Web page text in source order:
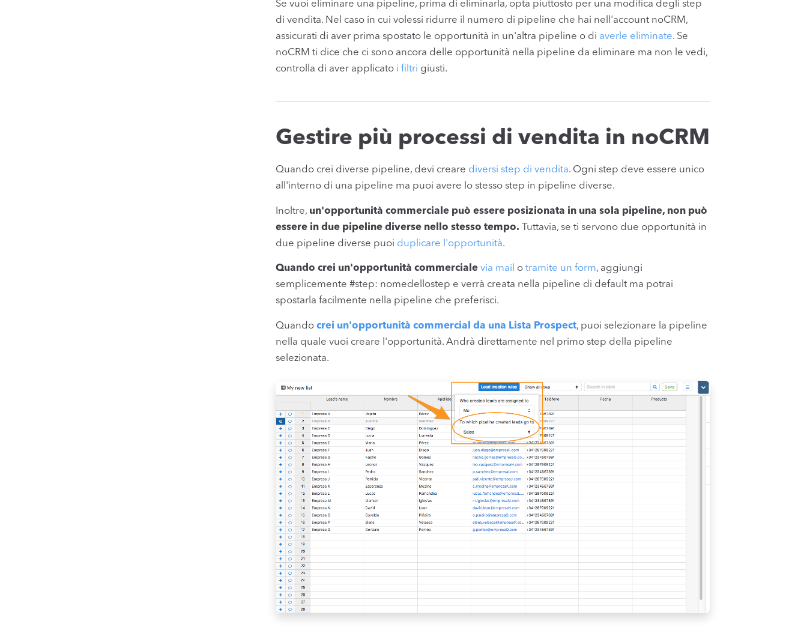
Se vuoi eliminare una pipeline, prima di eliminarla, opta piuttosto per una modifica degli step
di vendita. Nel caso in cui volessi ridurre il numero di pipeline che hai nell'account noCRM,
assicurati di aver prima spostato le opportunità in un'altra pipeline o di averle eliminate. Se
noCRM ti dice che ci sono ancora delle opportunità nella pipeline da eliminare ma non le vedi,
controlla di aver applicato i filtri giusti.
Gestire più processi di vendita in noCRM
Quando crei diverse pipeline, devi creare diversi step di vendita. Ogni step deve essere unico
all'interno di una pipeline ma puoi avere lo stesso step in pipeline diverse.
Inoltre, un'opportunità commerciale può essere posizionata in una sola pipeline, non può
essere in due pipeline diverse nello stesso tempo. Tuttavia, se ti servono due opportunità in
due pipeline diverse puoi duplicare l'opportunità.
Quando crei un'opportunità commerciale via mail o tramite un form, aggiungi
semplicemente #step: nomedellostep e verrà creata nella pipeline di default ma potrai
spostarla facilmente nella pipeline che preferisci.
Quando crei un'opportunità commercial da una Lista Prospect, puoi selezionare la pipeline
nella quale vuoi creare l'opportunità. Andrà direttamente nel primo step della pipeline
selezionata.